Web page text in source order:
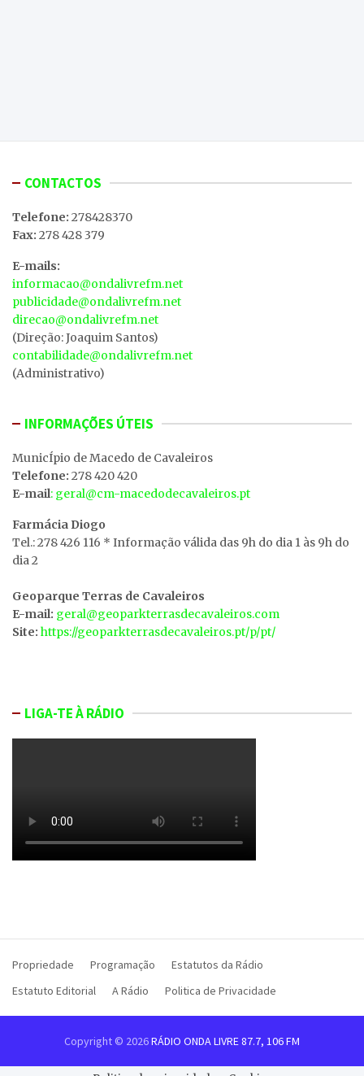
CONTACTOS
Telefone: 278428370
Fax: 278 428 379
E-mails:
informacao@ondalivrefm.net
publicidade@ondalivrefm.net
direcao@ondalivrefm.net
(Direção: Joaquim Santos)
contabilidade@ondalivrefm.net
(Administrativo)
INFORMAÇÕES ÚTEIS
MunicÍpio de Macedo de Cavaleiros
Telefone: 278 420 420
E-mail: geral@cm-macedodecavaleiros.pt
Farmácia Diogo
Tel.: 278 426 116 * Informação válida das 9h do dia 1 às 9h do
dia 2
Geoparque Terras de Cavaleiros
E-mail: geral@geoparkterrasdecavaleiros.com
Site: https://geoparkterrasdecavaleiros.pt/p/pt/
LIGA-TE À RÁDIO
Propriedade Programação
Estatutos da Rádio
Estatuto Editorial
A Rádio Politica de Privacidade
Copyright © 2026RÁDIO ONDA LIVRE 87.7, 106 FM